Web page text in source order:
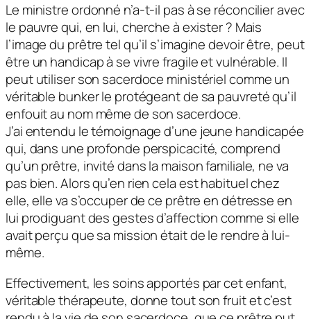
Le ministre ordonné n’a-t-il pas à se réconcilier avec
le pauvre qui, en lui, cherche à exister ? Mais
l’image du prêtre tel qu’il s’imagine devoir être, peut
être un handicap à se vivre fragile et vulnérable. Il
peut utiliser son sacerdoce ministériel comme un
véritable bunker le protégeant de sa pauvreté qu’il
enfouit au nom même de son sacerdoce.
J’ai entendu le témoignage d’une jeune handicapée
qui, dans une profonde perspicacité, comprend
qu’un prêtre, invité dans la maison familiale, ne va
pas bien. Alors qu’en rien cela est habituel chez
elle, elle va s’occuper de ce prêtre en détresse en
lui prodiguant des gestes d’affection comme si elle
avait perçu que sa mission était de le rendre à lui-
même.
Effectivement, les soins apportés par cet enfant,
véritable thérapeute, donne tout son fruit et c’est